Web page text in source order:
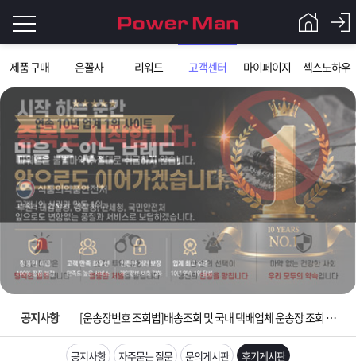
제품 구매 은꼴사 리워드 고객센터 마이페이지 섹스노하우
그
인
이
필
요
니
로
Q&A
파
워
맨
제
품
은
공지사항
입금확인이 안되는 상황을 대비해 꼭 입금후 고객센터 연락바랍니다.
[2026구정 연휴]설 연휴 배송 및 휴무 안내
[운송장번호 조회법]배송조회 및 국내 택배업체 운송장 조회 하는법
[ios앱 오픈]아이폰 고객 앱설치 가능합니다.
공지사항 자주묻는 질문 문의게시판 후기게시판